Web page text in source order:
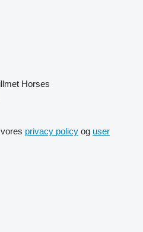
Horses
privacy policy og user